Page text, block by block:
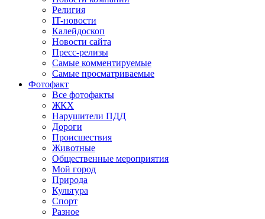
Религия
IT-новости
Калейдоскоп
Новости сайта
Пресс-релизы
Самые комментируемые
Самые просматриваемые
Фотофакт
Все фотофакты
ЖКХ
Нарушители ПДД
Дороги
Происшествия
Животные
Общественные мероприятия
Мой город
Природа
Культура
Спорт
Разное